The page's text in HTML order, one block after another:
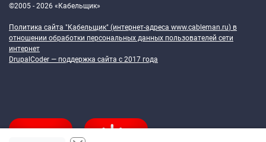
©2005 - 2026 «Кабельщик»
Политика сайта "Кабельщик" (интернет-адреса www.cableman.ru) в
отношении обработки персональных данных пользователей сети
интернет
DrupalCoder — поддержка сайта c 2017 года